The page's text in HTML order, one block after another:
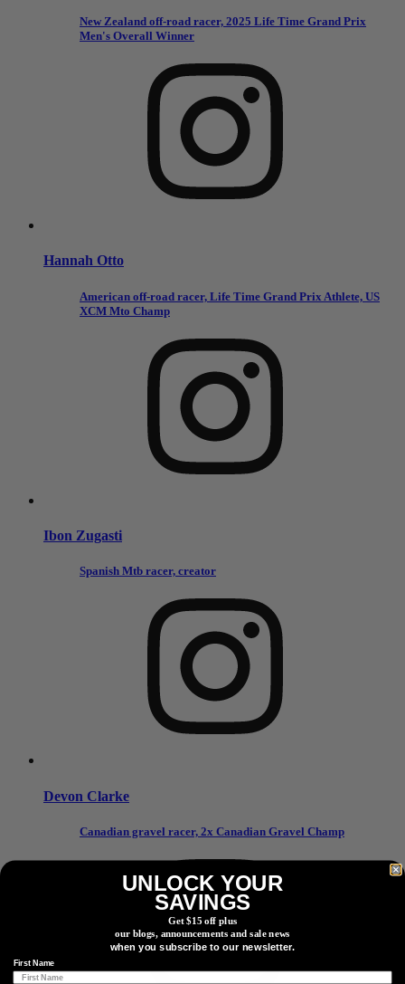
New Zealand off-road racer, 2025 Life Time Grand Prix
Men's Overall Winner
Hannah Otto
American off-road racer, Life Time Grand Prix Athlete, US
XCM Mto Champ
Ibon Zugasti
Spanish Mtb racer, creator
Devon Clarke
Canadian gravel racer, 2x Canadian Gravel Champ
UNLOCK YOUR
SAVINGS
Get $15 off plus
our blogs, announcements and sale news
when you subscribe to our newsletter.
First Name